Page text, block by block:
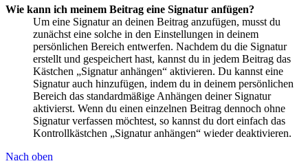
Wie kann ich meinem Beitrag eine Signatur anfügen?
Um eine Signatur an deinen Beitrag anzufügen, musst du
zunächst eine solche in den Einstellungen in deinem
persönlichen Bereich entwerfen. Nachdem du die Signatur
erstellt und gespeichert hast, kannst du in jedem Beitrag das
Kästchen „Signatur anhängen“ aktivieren. Du kannst eine
Signatur auch hinzufügen, indem du in deinem persönlichen
Bereich das standardmäßige Anhängen deiner Signatur
aktivierst. Wenn du einen einzelnen Beitrag dennoch ohne
Signatur verfassen möchtest, so kannst du dort einfach das
Kontrollkästchen „Signatur anhängen“ wieder deaktivieren.
Nach oben